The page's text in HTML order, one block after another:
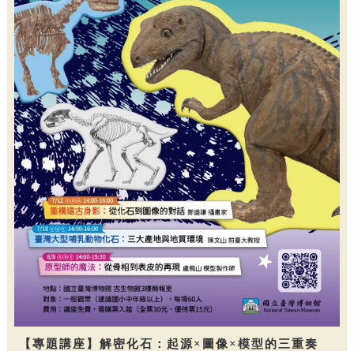
【專題講座】解密化石：起源×圖像×模型的三重奏